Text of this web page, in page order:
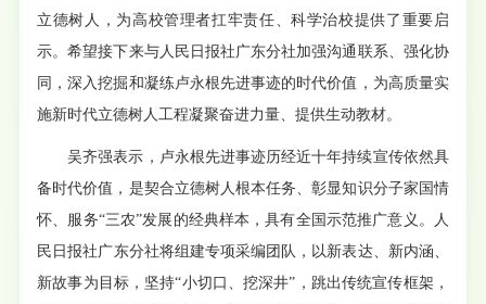
立德树人，为高校管理者扛牢责任、科学治校提供了重要启
示。希望接下来与人民日报社广东分社加强沟通联系、强化协
同，深入挖掘和凝练卢永根先进事迹的时代价值，为高质量实
施新时代立德树人工程凝聚奋进力量、提供生动教材。
吴齐强表示，卢永根先进事迹历经近十年持续宣传依然具
备时代价值，是契合立德树人根本任务、彰显知识分子家国情
怀、服务“三农”发展的经典样本，具有全国示范推广意义。人
民日报社 广东分社将组建专项采编团队，以新表达、新内涵、
新故事为目标，坚持“小切口、挖深井”，跳出传统宣传框架，